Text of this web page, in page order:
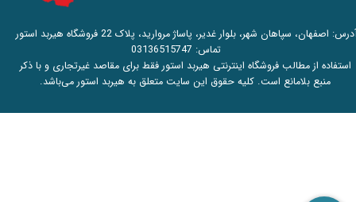
آدرس: اصفهان، سپاهان شهر، بلوار غدیر، پاساژ مروارید، پلاک 22 فروشگاه هیربد استور
تماس: 03136515747
استفاده از مطالب فروشگاه اینترنتی هیربد استور فقط برای مقاصد غیرتجاری و با ذکر
منبع بلامانع است. کلیه حقوق این سایت متعلق به هیربد استور می‌باشد.​​​​​​​